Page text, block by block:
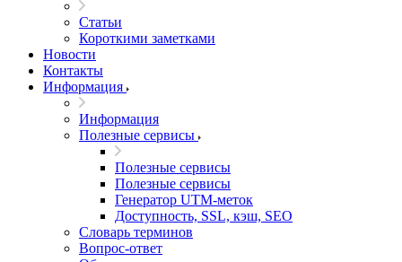
Статьи
Короткими заметками
Новости
Контакты
Информация
Информация
Полезные сервисы
Полезные сервисы
Полезные сервисы
Генератор UTM‑меток
Доступность, SSL, кэш, SEO
Словарь терминов
Вопрос-ответ